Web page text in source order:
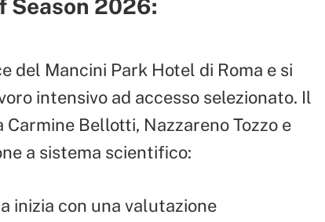
Season 2026:
del Mancini Park Hotel di Roma e si
intensivo ad accesso selezionato. Il
Bellotti, Nazzareno Tozzo e
a sistema scientifico:
inizia con una valutazione